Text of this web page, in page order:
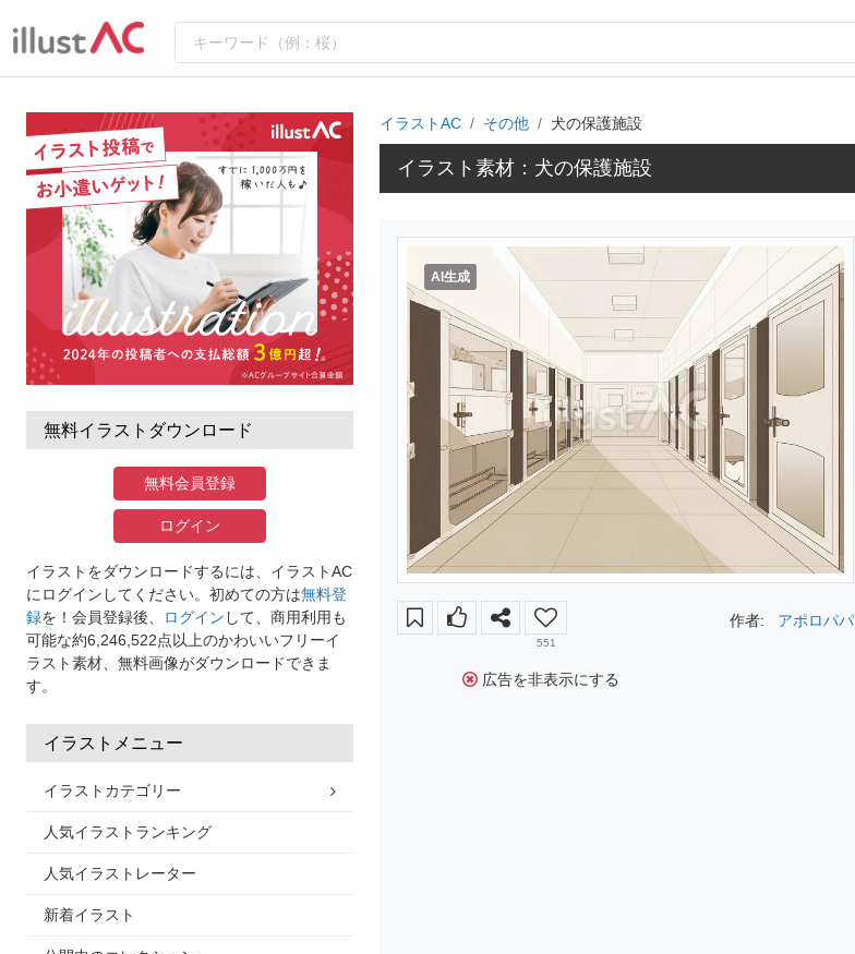
無料イラストダウンロード
無料会員登録
ログイン
イラストをダウンロードするには、イラストAC
にログインしてください。初めての方は無料登
録を！会員登録後、 ログイン して、商用利用も
可能な約6,246,522点以上のかわいいフリーイ
ラスト素材、無料画像がダウンロードできま
す。
イラストメニュー
イラストカテゴリー
人気イラストランキング
人気イラストレーター
新着イラスト
イラストAC その他 犬の保護施設
イラスト素材：犬の保護施設
AI生成
551
作者: アポロパパ
広告を非表示にする